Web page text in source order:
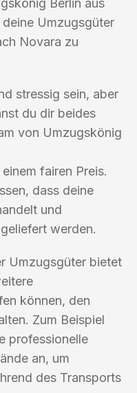
Berlin aus
Umzugsgüter
Novara zu
stressig sein, aber
du dir beides
von Umzugskönig
fairen Preis.
dass deine
und
werden.
Umzugsgüter bietet
können, den
Zum Beispiel
professionelle
an, um
des Transports